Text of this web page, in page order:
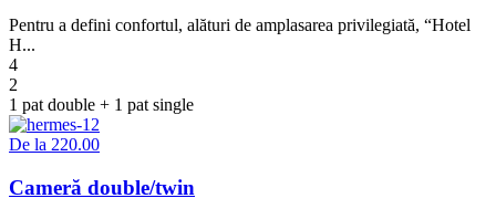
Pentru a defini confortul, alături de amplasarea privilegiată, “Hotel
H...
4
2
1 pat double + 1 pat single
De la 220.00
Cameră double/twin